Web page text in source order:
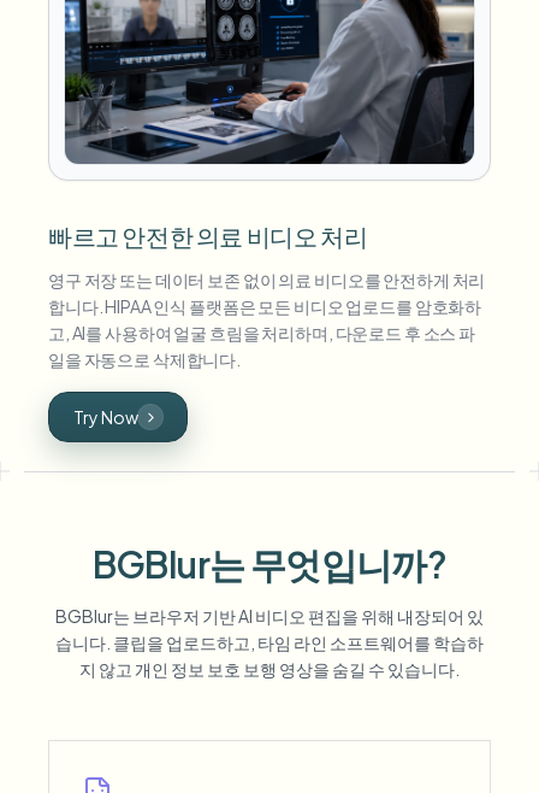
빠르고 안전한 의료 비디오 처리
영구 저장 또는 데이터 보존 없이 의료 비디오를 안전하게 처리
합니다. HIPAA 인식 플랫폼은 모든 비디오 업로드를 암호화하
고, AI를 사용하여 얼굴 흐림을 처리하며, 다운로드 후 소스 파
일을 자동으로 삭제합니다.
Try Now
BGBlur는 무엇입니까?
BGBlur는 브라우저 기반 AI 비디오 편집을 위해 내장되어 있
습니다. 클립을 업로드하고, 타임 라인 소프트웨어를 학습하
지 않고 개인 정보 보호 보행 영상을 숨길 수 있습니다.